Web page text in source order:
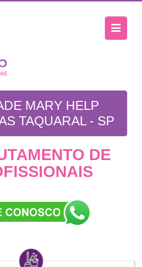
MARY HELP
TAQUARAL - SP
DE